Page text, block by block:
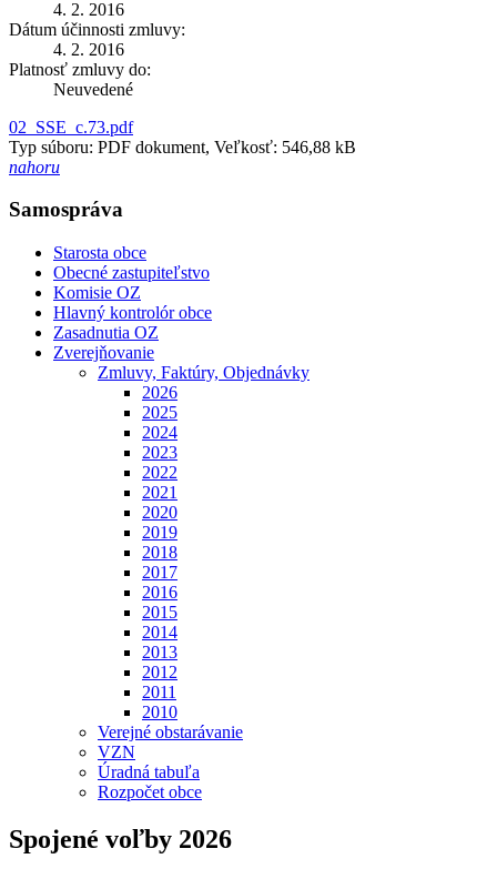
4. 2. 2016
Dátum účinnosti zmluvy:
4. 2. 2016
Platnosť zmluvy do:
Neuvedené
02_SSE_c.73.pdf
Typ súboru: PDF dokument, Veľkosť: 546,88 kB
nahoru
Samospráva
Starosta obce
Obecné zastupiteľstvo
Komisie OZ
Hlavný kontrolór obce
Zasadnutia OZ
Zverejňovanie
Zmluvy, Faktúry, Objednávky
2026
2025
2024
2023
2022
2021
2020
2019
2018
2017
2016
2015
2014
2013
2012
2011
2010
Verejné obstarávanie
VZN
Úradná tabuľa
Rozpočet obce
Spojené voľby 2026